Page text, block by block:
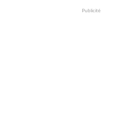
Publicité